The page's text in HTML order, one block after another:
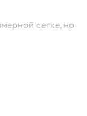
сетке, но